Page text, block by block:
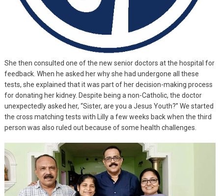
She then consulted one of the new senior doctors at the hospital for
feedback. When he asked her why she had undergone all these
tests, she explained that it was part of her decision-making process
for donating her kidney. Despite being a non-Catholic, the doctor
unexpectedly asked her, “Sister, are you a Jesus Youth?” We started
the cross matching tests with Lilly a few weeks back when the third
person was also ruled out because of some health challenges.